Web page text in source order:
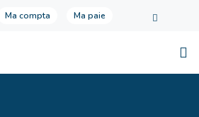
Ma compta Ma paie